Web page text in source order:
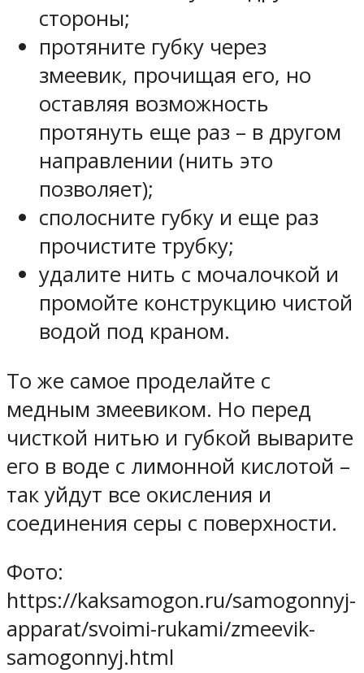
стороны;
протяните губку через
змеевик, прочищая его, но
оставляя возможность
протянуть еще раз – в другом
направлении (нить это
позволяет);
сполосните губку и еще раз
прочистите трубку;
удалите нить с мочалочкой и
промойте конструкцию чистой
водой под краном.
То же самое проделайте с
медным змеевиком. Но перед
чисткой нитью и губкой выварите
его в воде с лимонной кислотой –
так уйдут все окисления и
соединения серы с поверхности.
Фото:
https://kaksamogon.ru/samogonnyj-
apparat/svoimi-rukami/zmeevik-
samogonnyj.html